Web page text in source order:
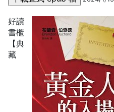
好讀
書櫃
【典
藏